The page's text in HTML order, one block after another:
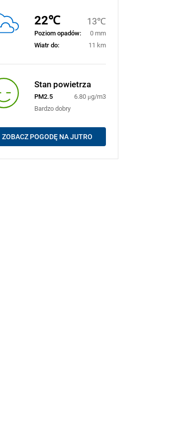
22℃ 13℃
Poziom opadów:
0 mm
Wiatr do:
11 km
Stan powietrza
PM2.5
6.80 μg/m3
Bardzo dobry
ZOBACZ POGODĘ NA JUTRO